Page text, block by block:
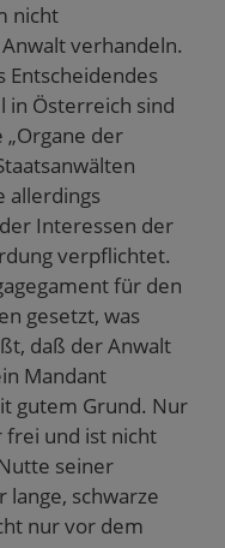
nicht
verhandeln.
Entscheidendes
in Österreich sind
„Organe der
allerdings
Interessen der
verpflichtet.
für den
gesetzt, was
daß der Anwalt
Mandant
gutem Grund. Nur
und ist nicht
seiner
schwarze
nur vor dem